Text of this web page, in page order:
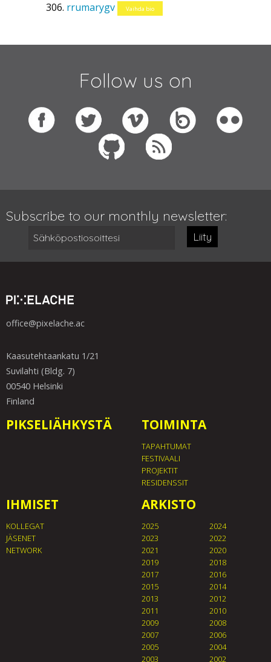
rrumarygv
Vaihda bio
Follow us on
Subscribe to our monthly newsletter:
Liity
office@pixelache.ac
Kaasutehtaankatu 1/21
Suvilahti (Bldg. 7)
00540 Helsinki
Finland
PIKSELIÄHKYSTÄ TOIMINTA
TAPAHTUMAT
FESTIVAALI
PROJEKTIT
RESIDENSSIT
IHMISET
KOLLEGAT
JÄSENET
NETWORK
ARKISTO
2025
2024
2023
2022
2021
2020
2019
2018
2017
2016
2015
2014
2013
2012
2011
2010
2009
2008
2007
2006
2005
2004
2003
2002